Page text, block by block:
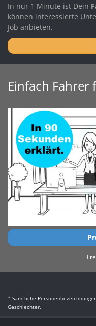
In nur 1 Minute ist Dein
können interessierte
Job anbieten.
Einfach Fahrer
* Sämtliche
Geschlechter.